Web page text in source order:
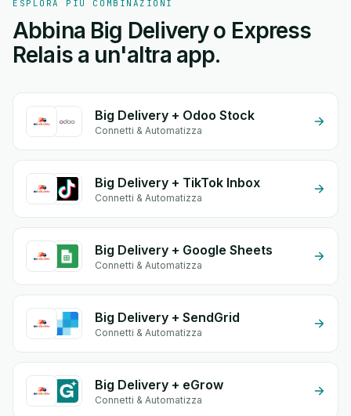
ESPLORA PIÙ COMBINAZIONI
Abbina Big Delivery o Express
Relais a un'altra app.
Big Delivery + Odoo Stock
Connetti & Automatizza
Big Delivery + TikTok Inbox
Connetti & Automatizza
Big Delivery + Google Sheets
Connetti & Automatizza
Big Delivery + SendGrid
Connetti & Automatizza
Big Delivery + eGrow
Connetti & Automatizza